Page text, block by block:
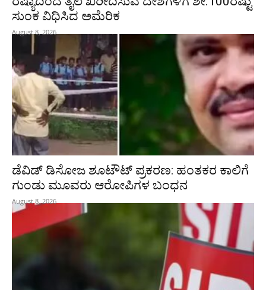
ಸುಂಕ ವಿಧಿಸಿದ ಅಮೆರಿಕ
August 8, 2026
ಡೆವಿಡ್ ಡಿಸೋಜ ಶೂಟೌಟ್ ಪ್ರಕರಣ: ಹಂತಕರ ಕಾಲಿಗೆ
ಗುಂಡು ಮೂವರು ಆರೋಪಿಗಳ ಬಂಧನ
August 8, 2026